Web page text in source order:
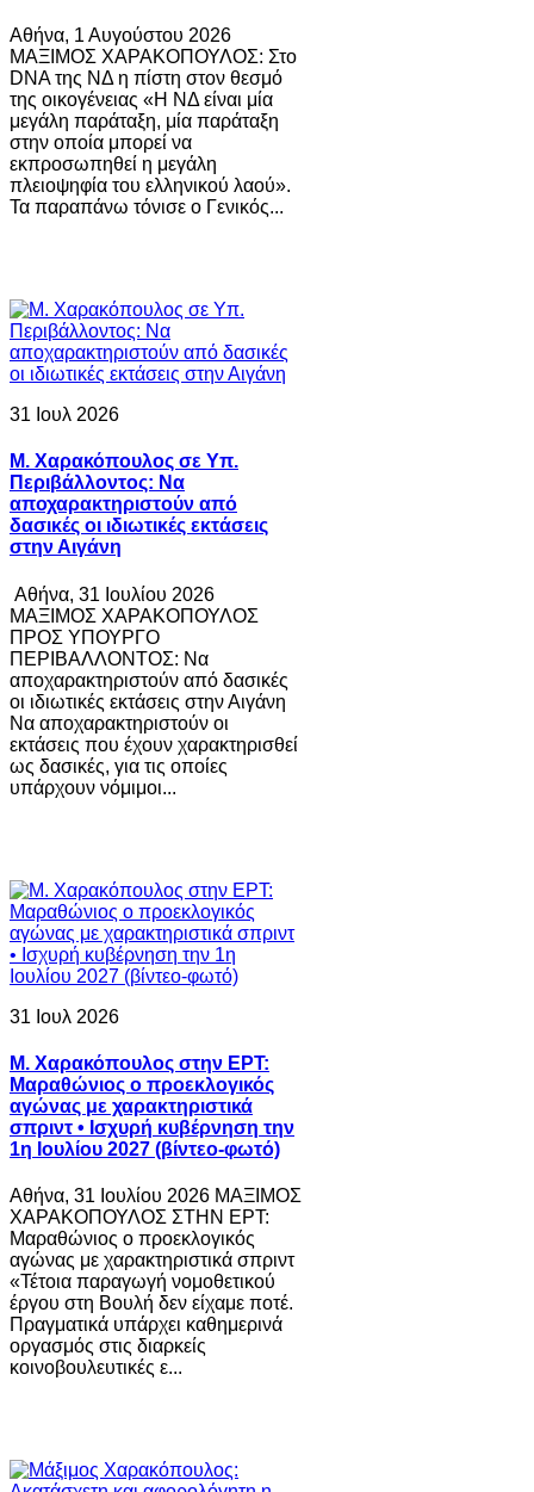
Αθήνα, 1 Αυγούστου 2026
ΜΑΞΙΜΟΣ ΧΑΡΑΚΟΠΟΥΛΟΣ: Στο
DNA της ΝΔ η πίστη στον θεσμό
της οικογένειας «Η ΝΔ είναι μία
μεγάλη παράταξη, μία παράταξη
στην οποία μπορεί να
εκπροσωπηθεί η μεγάλη
πλειοψηφία του ελληνικού λαού».
Τα παραπάνω τόνισε ο Γενικός...
31 Ιουλ 2026
Μ. Χαρακόπουλος σε Υπ.
Περιβάλλοντος: Να
αποχαρακτηριστούν από
δασικές οι ιδιωτικές εκτάσεις
στην Αιγάνη
Αθήνα, 31 Ιουλίου 2026
ΜΑΞΙΜΟΣ ΧΑΡΑΚΟΠΟΥΛΟΣ
ΠΡΟΣ ΥΠΟΥΡΓΟ
ΠΕΡΙΒΑΛΛΟΝΤΟΣ: Να
αποχαρακτηριστούν από δασικές
οι ιδιωτικές εκτάσεις στην Αιγάνη
Να αποχαρακτηριστούν οι
εκτάσεις που έχουν χαρακτηρισθεί
ως δασικές, για τις οποίες
υπάρχουν νόμιμοι...
31 Ιουλ 2026
Μ. Χαρακόπουλος στην ΕΡΤ:
Μαραθώνιος ο προεκλογικός
αγώνας με χαρακτηριστικά
σπριντ • Ισχυρή κυβέρνηση την
1η Ιουλίου 2027 (βίντεο-φωτό)
Αθήνα, 31 Ιουλίου 2026 ΜΑΞΙΜΟΣ
ΧΑΡΑΚΟΠΟΥΛΟΣ ΣΤΗΝ ΕΡΤ:
Μαραθώνιος ο προεκλογικός
αγώνας με χαρακτηριστικά σπριντ
«Τέτοια παραγωγή νομοθετικού
έργου στη Βουλή δεν είχαμε ποτέ.
Πραγματικά υπάρχει καθημερινά
οργασμός στις διαρκείς
κοινοβουλευτικές ε...